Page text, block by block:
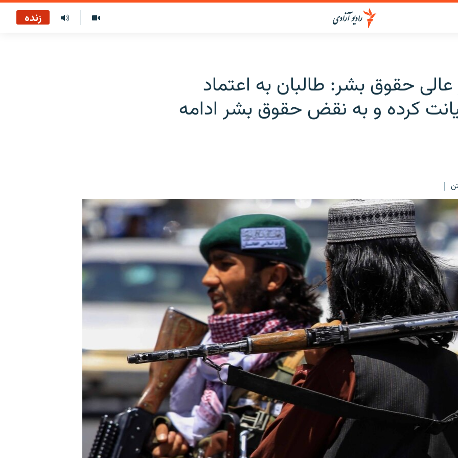
زنده
حقوق بشر: طالبان به اعتماد
کرده و به نقض حقوق بشر ادامه